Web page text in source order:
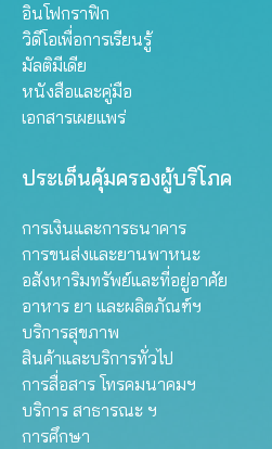
อินโฟกราฟิก
วิดีโอเพื่อการเรียนรู้
มัลติมีเดีย
หนังสือและคู่มือ
เอกสารเผยแพร่
ประเด็นคุ้มครองผู้บริโภค
การเงินและการธนาคาร
การขนส่งและยานพาหนะ
อสังหาริมทรัพย์และที่อยู่อาศัย
อาหาร ยา และผลิตภัณฑ์ฯ
บริการสุขภาพ
สินค้าและบริการทั่วไป
การสื่อสาร โทรคมนาคมฯ
บริการ สาธารณะ ฯ
การศึกษา